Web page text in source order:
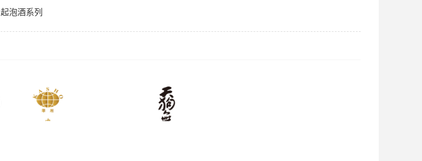
起泡酒系列